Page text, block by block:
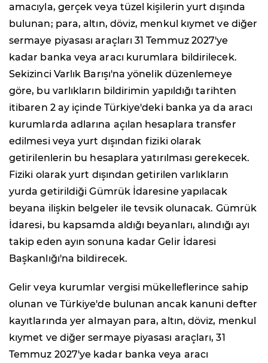
amacıyla, gerçek veya tüzel kişilerin yurt dışında
bulunan; para, altın, döviz, menkul kıymet ve diğer
sermaye piyasası araçları 31 Temmuz 2027'ye
kadar banka veya aracı kurumlara bildirilecek.
Sekizinci Varlık Barışı'na yönelik düzenlemeye
göre, bu varlıkların bildirimin yapıldığı tarihten
itibaren 2 ay içinde Türkiye'deki banka ya da aracı
kurumlarda adlarına açılan hesaplara transfer
edilmesi veya yurt dışından fiziki olarak
getirilenlerin bu hesaplara yatırılması gerekecek.
Fiziki olarak yurt dışından getirilen varlıkların
yurda getirildiği Gümrük İdaresine yapılacak
beyana ilişkin belgeler ile tevsik olunacak. Gümrük
İdaresi, bu kapsamda aldığı beyanları, alındığı ayı
takip eden ayın sonuna kadar Gelir İdaresi
Başkanlığı'na bildirecek.
Gelir veya kurumlar vergisi mükelleflerince sahip
olunan ve Türkiye'de bulunan ancak kanuni defter
kayıtlarında yer almayan para, altın, döviz, menkul
kıymet ve diğer sermaye piyasası araçları, 31
Temmuz 2027'ye kadar banka veya aracı